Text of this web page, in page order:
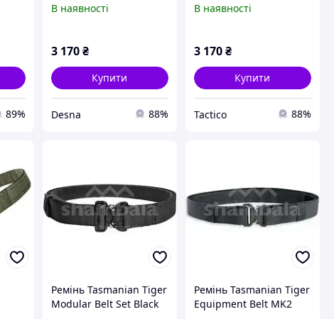
89%
В наявності
3 170 ₴
Купити
Desna 88%
В наявності
3 170₴
Купити
Tactico 88%
Ремінь Tasmanian Tiger
Modular Belt Set Black
Ремінь Tasmanian Tiger
Equipment Belt MK2